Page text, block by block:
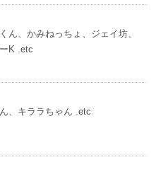
ん、かみねっちょ、ジェイ坊、
K .etc
、キララちゃん .etc